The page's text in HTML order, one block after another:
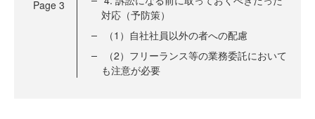
Page 3
対応（予防策）
（1）自社社員以外の者への配慮
（2）フリーランス等の業務委託において
も注意が必要